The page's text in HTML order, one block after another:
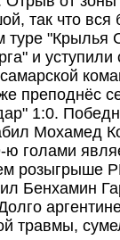
так что
туре "Крылья
и
преподнёс
1:0.
Мохамед
ю голами
розыгрыше
Бенхамин
травмы,